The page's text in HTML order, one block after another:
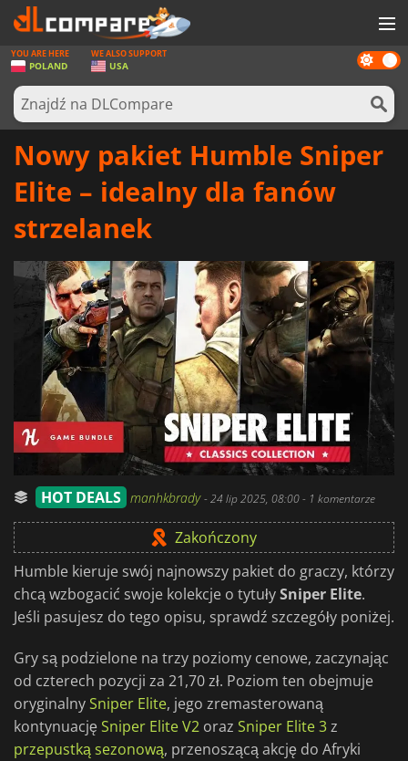
GRY
KARTY DO GIER
OPROGRAMOWANIE
ZALOGUJ SIĘ LUB ZAREJESTRUJ
Dark
mode
YOU ARE HERE
POLAND
WE ALSO SUPPORT
USA
Nowy pakiet Humble Sniper
Elite – idealny dla fanów
strzelanek
HOT DEALS manhkbrady-24 lip 2025, 08:00- 1 komentarze
Zakończony
Humble kieruje swój najnowszy pakiet do graczy, którzy
chcą wzbogacić swoje kolekcje o tytułySniper Elite.
Jeśli pasujesz do tego opisu, sprawdź szczegóły poniżej.
Gry są podzielone na trzy poziomy cenowe, zaczynając
od czterech pozycji za 21,70 zł. Poziom ten obejmuje
oryginalnySniper Elite, jego zremasterowaną
kontynuacjęSniper Elite V2 oraz Sniper Elite 3z
przepustką sezonową, przenoszącą akcję do Afryki